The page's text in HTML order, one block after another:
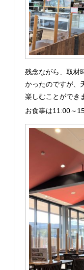
残念ながら、取材
かったのですが、
楽しむことができ
お食事は11:00～